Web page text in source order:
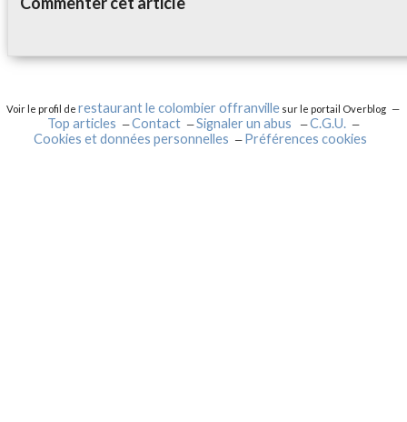
Voir le profil derestaurant le colombier offranville sur le portail Overblog
Top articles Contact Signaler un abus
C.G.U.
Cookies et données personnelles
Préférences cookies